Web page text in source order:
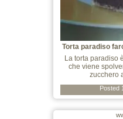
Torta paradiso
La torta paradiso
che viene
zucchero
Posted